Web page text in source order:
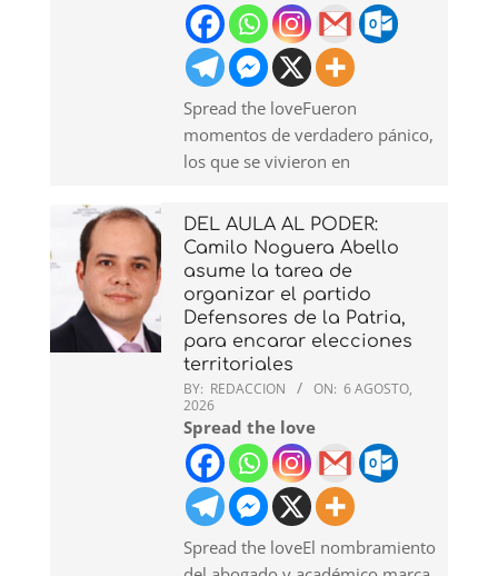
Spread the loveFueron
momentos de verdadero pánico,
los que se vivieron en
DEL AULA AL PODER:
Camilo Noguera Abello
asume la tarea de
organizar el partido
Defensores de la Patria,
para encarar elecciones
territoriales
BY: REDACCION ON: 6 AGOSTO,
2026
Spread the love
Spread the loveEl nombramiento